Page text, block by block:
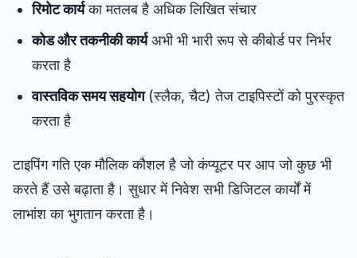
रिमोट कार्यका मतलब है अधिक लिखित संचार
कोड और तकनीकी कार्यअभी भी भारी रूप से कीबोर्ड पर निर्भर
करता है
वास्तविक समय सहयोग(स्लैक, चैट) तेज टाइपिस्टों को पुरस्कृत
करता है
टाइपिंग गति एक मौलिक कौशल है जो कंप्यूटर पर आप जो कुछ भी
करते हैं उसे बढ़ाता है। सुधार में निवेश सभी डिजिटल कार्यों में
लाभांश का भुगतान करता है।